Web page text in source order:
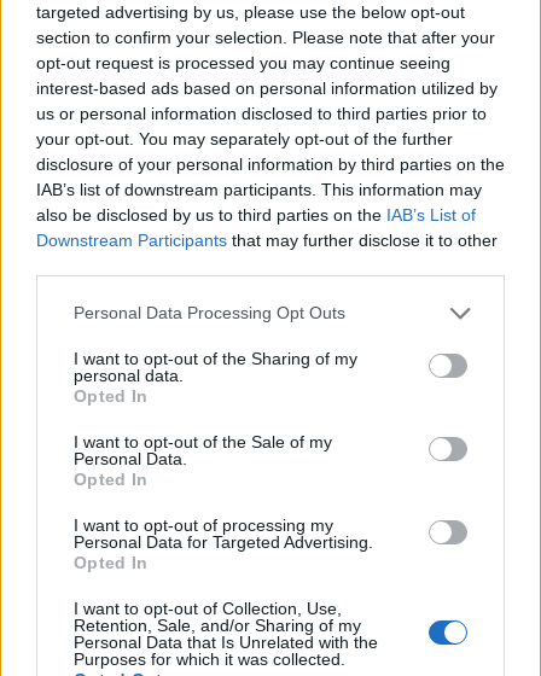
targeted advertising by us, please use the below opt-out
section to confirm your selection. Please note that after your
opt-out request is processed you may continue seeing
interest-based ads based on personal information utilized by
us or personal information disclosed to third parties prior to
your opt-out. You may separately opt-out of the further
disclosure of your personal information by third parties on the
IAB’s list of downstream participants. This information may
also be disclosed by us to third parties on the IAB’s List of
Downstream Participants that may further disclose it to other
Please note that this website/app uses one or more Google
not limited to your visit or usage behaviour. You may click to
grant or deny consent to Google and its third-party tags to
use your data for below specified purposes in below Google
consent section.
Personal Data Processing Opt Outs
I want to opt-out of the Sharing of my
personal data.
Opted In
I want to opt-out of the Sale of my
Personal Data.
Opted In
I want to opt-out of processing my
Personal Data for Targeted Advertising.
Opted In
I want to opt-out of Collection, Use,
Retention, Sale, and/or Sharing of my
Personal Data that Is Unrelated with the
Purposes for which it was collected.
Σχεδόν μια δεκαετία αργότερα, η Κίνα διαθέτει
ισχυρότερα χαρτιά απέναντι στον Αμερικανό
πρόεδρο, ο οποίος χρειάζεται εξίσου - ή και
περισσότερο - τον Σι από όσο τον χρειάζεται
εκείνος. Οι δύο ηγέτες έχουν καταστήσει σαφές
τι επιδιώκουν να αποσπάσουν ο ένας από τον
άλλο στις συνομιλίες αυτής της εβδομάδας.